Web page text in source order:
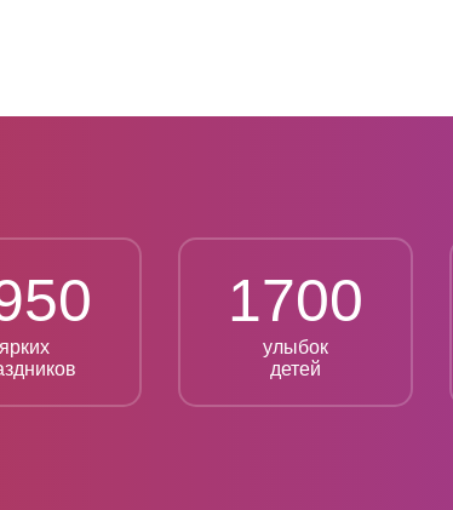
ярких
1700
улыбок
детей